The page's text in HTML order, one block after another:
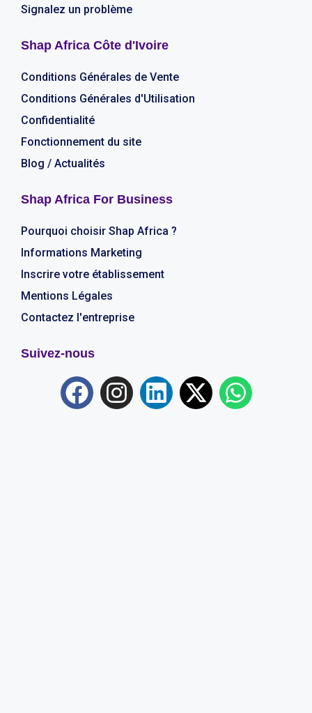
Signalez un problème
Shap Africa Côte d'Ivoire
Conditions Générales de Vente
Conditions Générales d'Utilisation
Confidentialité
Fonctionnement du site
Blog / Actualités
Shap Africa For Business
Pourquoi choisir Shap Africa ?
Informations Marketing
Inscrire votre établissement
Mentions Légales
Contactez l'entreprise
Suivez-nous